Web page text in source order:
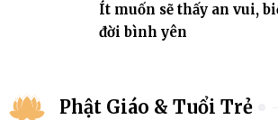
Ít muốn sẽ thấy an vui,
đời bình yên
Phật Giáo & Tuổi Trẻ